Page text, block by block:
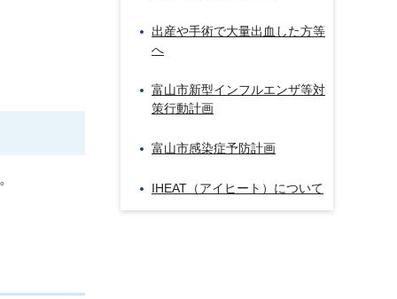
出産や手術で大量出血した方等
へ
富山市新型インフルエンザ等対
策行動計画
富山市感染症予防計画
IHEAT（アイヒート）について